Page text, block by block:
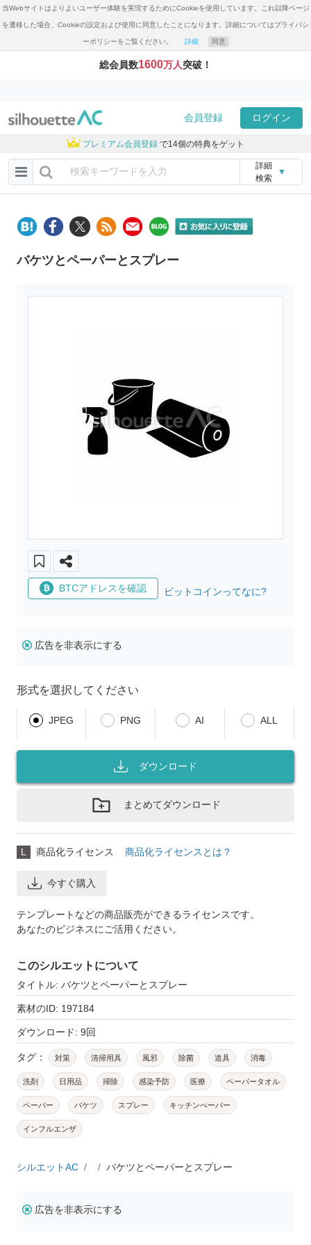
当Webサイトはよりよいユーザー体験を実現するためにCookieを使用しています。これ以降ページ
を遷移した場合、Cookieの設定および使用に同意したことになります。詳細についてはプライバシ
ーポリシーをご覧ください。 詳細 同意
総会員数1600万人突破！
会員登録 ログイン
プレミアム会員登録 で14個の特典をゲット
詳細
検索
▼
バケツとペーパーとスプレー
BTCアドレスを確認 ビットコインってなに?
広告を非表示にする
形式を選択してください
JPEG PNG AI ALL
ダウンロード
まとめてダウンロード
L 商品化ライセンス 商品化ライセンスとは？
今すぐ購入
テンプレートなどの商品販売ができるライセンスです。
あなたのビジネスにご活用ください。
このシルエットについて
タイトル: バケツとペーパーとスプレー
素材のID: 197184
ダウンロード: 9回
タグ： 対策 清掃用具 風邪 除菌 道具 消毒
洗剤 日用品 掃除 感染予防 医療 ペーパータオル
ペーパー バケツ スプレー キッチンぺーパー
インフルエンザ
シルエットAC バケツとペーパーとスプレー
広告を非表示にする